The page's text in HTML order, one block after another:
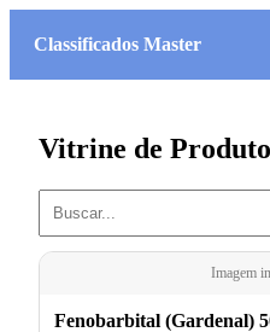
Classificados Master
Vitrine de
Imagem
Fenobarbital (Gardenal)